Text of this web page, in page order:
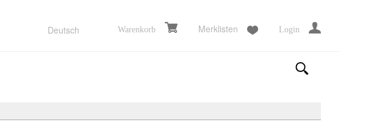
Deutsch Warenkorb Merklisten Login